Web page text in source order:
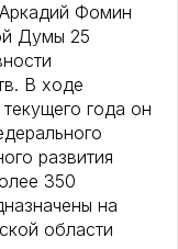
Фомин
Думы 25
В ходе
года он
развития
350
на
области